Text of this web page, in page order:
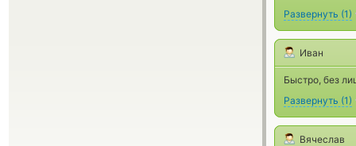
Развернуть (1)
Иван
Быстро, без
Развернуть (1)
Вячеслав